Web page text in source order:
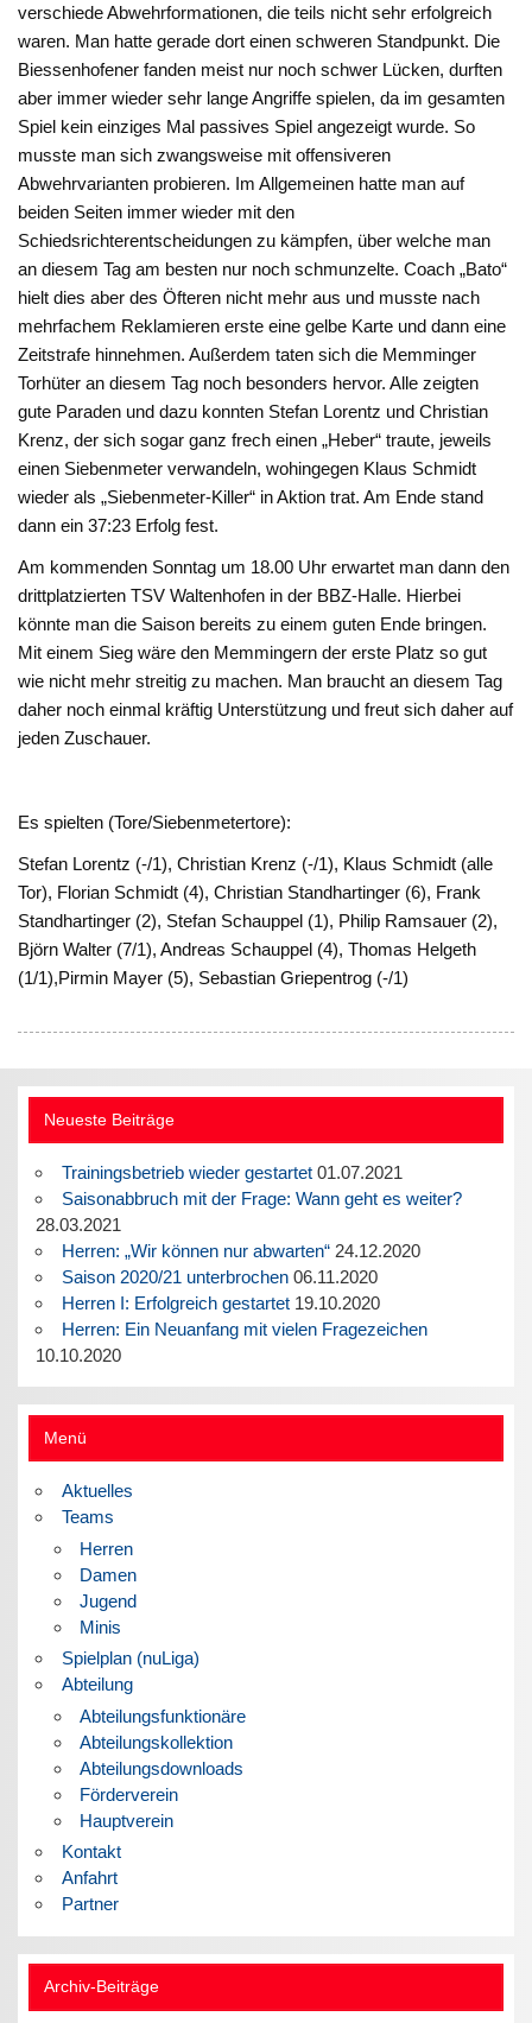
verschiede Abwehrformationen, die teils nicht sehr erfolgreich
waren. Man hatte gerade dort einen schweren Standpunkt. Die
Biessenhofener fanden meist nur noch schwer Lücken, durften
aber immer wieder sehr lange Angriffe spielen, da im gesamten
Spiel kein einziges Mal passives Spiel angezeigt wurde. So
musste man sich zwangsweise mit offensiveren
Abwehrvarianten probieren. Im Allgemeinen hatte man auf
beiden Seiten immer wieder mit den
Schiedsrichterentscheidungen zu kämpfen, über welche man
an diesem Tag am besten nur noch schmunzelte. Coach „Bato“
hielt dies aber des Öfteren nicht mehr aus und musste nach
mehrfachem Reklamieren erste eine gelbe Karte und dann eine
Zeitstrafe hinnehmen. Außerdem taten sich die Memminger
Torhüter an diesem Tag noch besonders hervor. Alle zeigten
gute Paraden und dazu konnten Stefan Lorentz und Christian
Krenz, der sich sogar ganz frech einen „Heber“ traute, jeweils
einen Siebenmeter verwandeln, wohingegen Klaus Schmidt
wieder als „Siebenmeter-Killer“ in Aktion trat. Am Ende stand
dann ein 37:23 Erfolg fest.
Am kommenden Sonntag um 18.00 Uhr erwartet man dann den
drittplatzierten TSV Waltenhofen in der BBZ-Halle. Hierbei
könnte man die Saison bereits zu einem guten Ende bringen.
Mit einem Sieg wäre den Memmingern der erste Platz so gut
wie nicht mehr streitig zu machen. Man braucht an diesem Tag
daher noch einmal kräftig Unterstützung und freut sich daher auf
jeden Zuschauer.
Es spielten (Tore/Siebenmetertore):
Stefan Lorentz (-/1), Christian Krenz (-/1), Klaus Schmidt (alle
Tor), Florian Schmidt (4), Christian Standhartinger (6), Frank
Standhartinger (2), Stefan Schauppel (1), Philip Ramsauer (2),
Björn Walter (7/1), Andreas Schauppel (4), Thomas Helgeth
(1/1),Pirmin Mayer (5), Sebastian Griepentrog (-/1)
Neueste Beiträge
Trainingsbetrieb wieder gestartet 01.07.2021
Saisonabbruch mit der Frage: Wann geht es weiter?
28.03.2021
Herren: „Wir können nur abwarten“ 24.12.2020
Saison 2020/21 unterbrochen 06.11.2020
Herren I: Erfolgreich gestartet 19.10.2020
Herren: Ein Neuanfang mit vielen Fragezeichen
10.10.2020
Menü
Aktuelles
Teams
Herren
Damen
Jugend
Minis
Spielplan (nuLiga)
Abteilung
Abteilungsfunktionäre
Abteilungskollektion
Abteilungsdownloads
Förderverein
Hauptverein
Kontakt
Anfahrt
Partner
Archiv-Beiträge